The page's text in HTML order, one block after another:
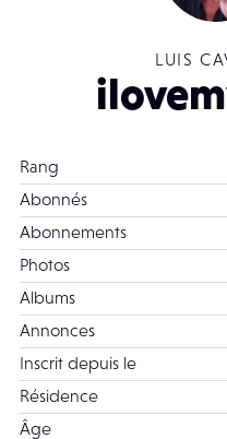
LUIS
Rang
Abonnés
Abonnements
Photos
Albums
Annonces
Inscrit depuis le
Résidence
Âge